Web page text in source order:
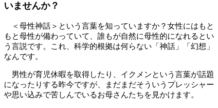
いませんか？
＜母性神話＞という言葉を知っていますか？女性にはもと
もと母性が備わっていて、誰もが自然に母性的になれるとい
う言説です。これ、科学的根拠は何らない「神話」「幻想」
なんです。
男性が育児休暇を取得したり、イクメンという言葉が話題
になったりする昨今ですが、まだまだそういうプレッシャー
や思い込みで苦しんでいるお母さんたちを見かけます。